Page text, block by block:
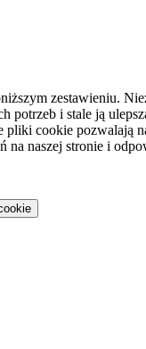
zestawieniu.
potrzeb i stale ją
cookie pozwalają
na naszej stronie i